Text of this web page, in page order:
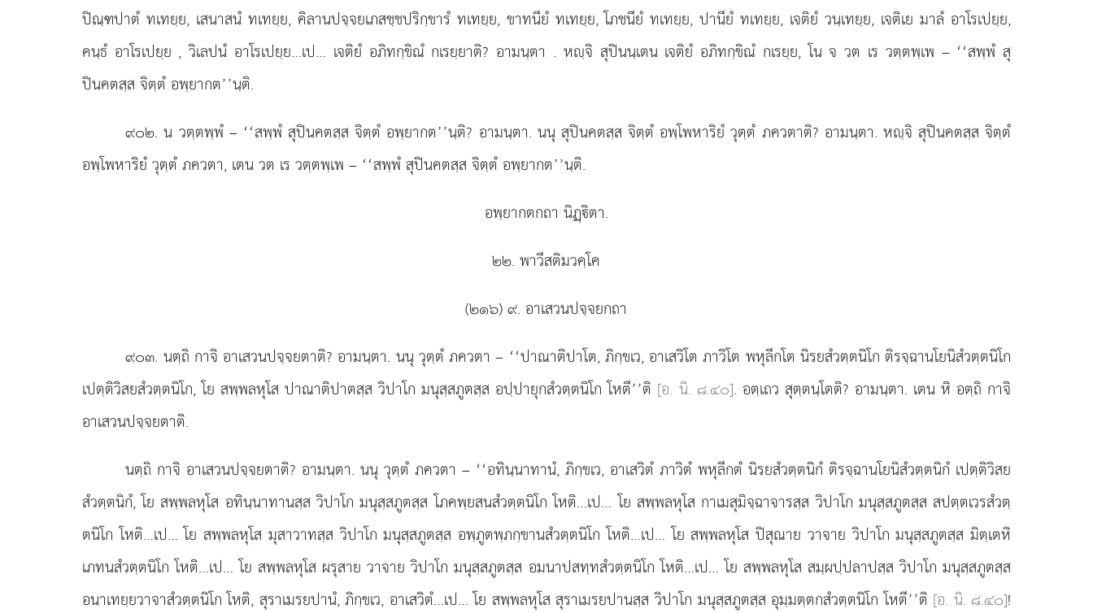
ปิณฺฑปาตํ ทเทยฺย, เสนาสนํ ทเทยฺย, คิลานปจฺจยเภสชฺชปริกฺขารํ ทเทยฺย, ขาทนียํ ทเทยฺย, โภชนียํ ทเทยฺย, ปานียํ ทเทยฺย, เจติยํ วนฺเทยฺย, เจติเย มาลํ อาโรเปยฺย,
คนฺธํ อาโรเปยฺย , วิเลปนํ อาโรเปยฺย…เป… เจติยํ อภิทกฺขิณํ กเรยฺยาติ? อามนฺตา . หฺจิ สุปินนฺเตน เจติยํ อภิทกฺขิณํ กเรยฺย, โน จ วต เร วตฺตพฺเพ – ‘‘สพฺพํ สุ
ปินคตสฺส จิตฺตํ อพฺยากต’’นฺติ.
๙๐๒. น วตฺตพฺพํ – ‘‘สพฺพํ สุปินคตสฺส จิตฺตํ อพฺยากต’’นฺติ? อามนฺตา. นนุ สุปินคตสฺส จิตฺตํ อพฺโพหาริยํ วุตฺตํ ภควตาติ? อามนฺตา. หฺจิ สุปินคตสฺส จิตฺตํ
อพฺโพหาริยํ วุตฺตํ ภควตา, เตน วต เร วตฺตพฺเพ – ‘‘สพฺพํ สุปินคตสฺส จิตฺตํ อพฺยากต’’นฺติ.
อพฺยากตกถา นิฏฺิตา.
๒๒. พาวีสติมวคฺโค
(๒๑๖) ๙. อาเสวนปจฺจยกถา
๙๐๓. นตฺถิ กาจิ อาเสวนปจฺจยตาติ? อามนฺตา. นนุ วุตฺตํ ภควตา – ‘‘ปาณาติปาโต, ภิกฺขเว, อาเสวิโต ภาวิโต พหุลีกโต นิรยสํวตฺตนิโก ติรจฺฉานโยนิสํวตฺตนิโก
เปตฺติวิสยสํวตฺตนิโก, โย สพฺพลหุโส ปาณาติปาตสฺส วิปาโก มนุสฺสภูตสฺส อปฺปายุกสํวตฺตนิโก โหตี’’ติ [อ. นิ. ๘.๔๐]. อตฺเถว สุตฺตนฺโตติ? อามนฺตา. เตน หิ อตฺถิ กาจิ
อาเสวนปจฺจยตาติ.
นตฺถิ กาจิ อาเสวนปจฺจยตาติ? อามนฺตา. นนุ วุตฺตํ ภควตา – ‘‘อทินฺนาทานํ, ภิกฺขเว, อาเสวิตํ ภาวิตํ พหุลีกตํ นิรยสํวตฺตนิกํ ติรจฺฉานโยนิสํวตฺตนิกํ เปตฺติวิสย
สํวตฺตนิกํ, โย สพฺพลหุโส อทินฺนาทานสฺส วิปาโก มนุสฺสภูตสฺส โภคพฺยสนสํวตฺตนิโกโหติ…เป… โย สพฺพลหุโส กาเมสุมิจฺฉาจารสฺส วิปาโก มนุสฺสภูตสฺส สปตฺตเวรสํวตฺ
ตนิโก โหติ…เป… โย สพฺพลหุโส มุสาวาทสฺส วิปาโกมนุสฺสภูตสฺส อพฺภูตพฺภกฺขานสํวตฺตนิโก โหติ…เป… โย สพฺพลหุโส ปิสุณาย วาจาย วิปาโก มนุสฺสภูตสฺส มิตฺเตหิ
เภทนสํวตฺตนิโก โหติ…เป… โย สพฺพลหุโส ผรุสาย วาจาย วิปาโก มนุสฺสภูตสฺส อมนาปสทฺทสํวตฺตนิโก โหติ…เป… โย สพฺพลหุโส สมฺผปฺปลาปสฺส วิปาโก มนุสฺสภูตสฺส
อนาเทยฺยวาจาสํวตฺตนิโก โหติ, สุราเมรยปานํ, ภิกฺขเว, อาเสวิตํ…เป… โย สพฺพลหุโส สุราเมรยปานสฺส วิปาโก มนุสฺสภูตสฺส อุมฺมตฺตกสํวตฺตนิโก โหตี’’ติ [อ. นิ. ๘.๔๐]!